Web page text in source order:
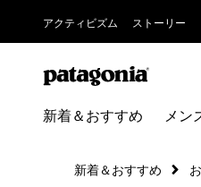
アクティビズム ストーリー
新着＆おすすめ メン
新着＆おすすめ